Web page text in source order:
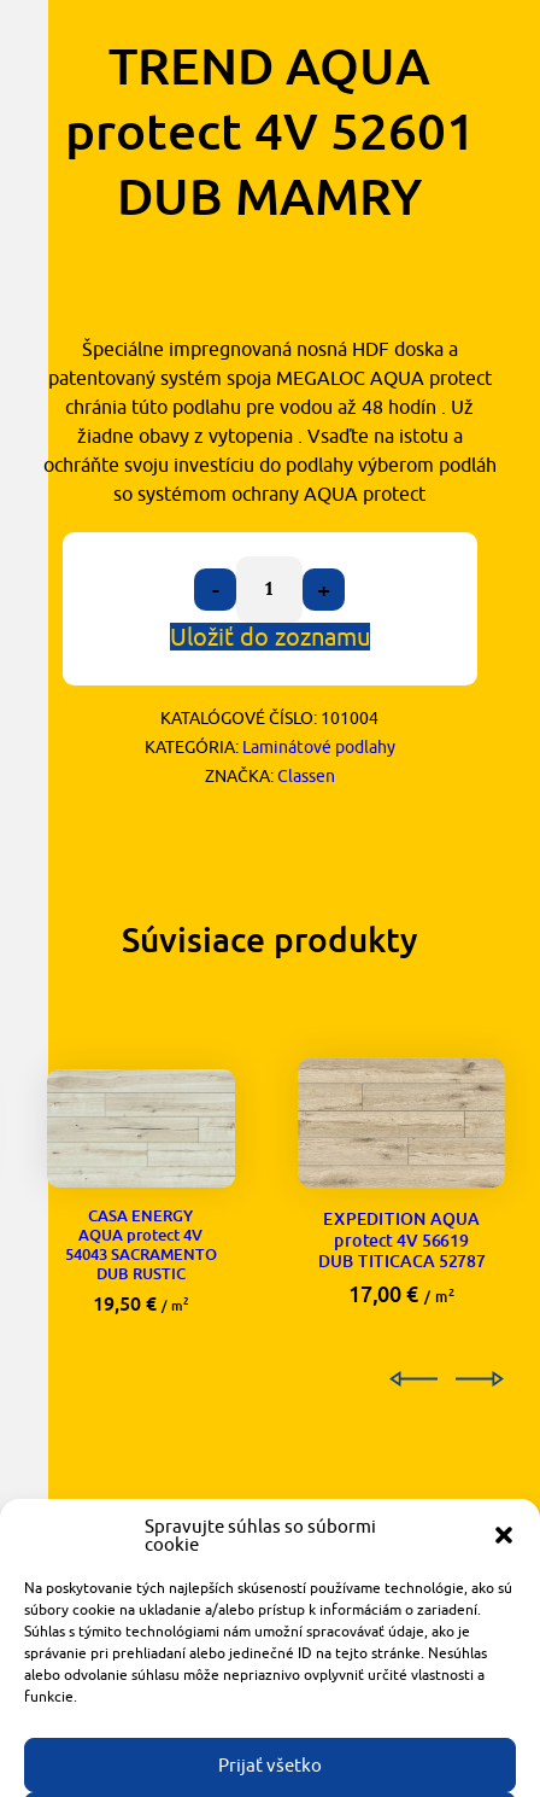
Spravujte súhlas so súbormi
cookie
Na poskytovanie tých najlepších skúseností používame technológie, ako sú
súbory cookie na ukladanie a/alebo prístup k informáciám o zariadení.
Súhlas s týmito technológiami nám umožní spracovávať údaje, ako je
správanie pri prehliadaní alebo jedinečné ID na tejto stránke. Nesúhlas
alebo odvolanie súhlasu môže nepriaznivo ovplyvniť určité vlastnosti a
funkcie.
Prijať všetko
TREND AQUA
protect 4V 52601
DUB MAMRY
Špeciálne impregnovaná nosná HDF doska a
patentovaný systém spoja MEGALOC AQUA protect
chránia túto podlahu pre vodou až 48 hodín . Už
žiadne obavy z vytopenia . Vsaďte na istotu a
ochráňte svoju investíciu do podlahy výberom podláh
so systémom ochrany AQUA protect
-
+
Uložiť do zoznamu
KATALÓGOVÉ ČÍSLO: 101004
KATEGÓRIA: Laminátové podlahy
ZNAČKA:Classen
Súvisiace produkty
CASA ENERGY
AQUA protect 4V
54043 SACRAMENTO
DUB RUSTIC
19,50 € / m2
EXPEDITION AQUA
protect 4V 56619
DUB TITICACA 52787
17,00€ / m2
Radlinského 1611/14
921 01 Piešťany
obchod@rzparkety.sk